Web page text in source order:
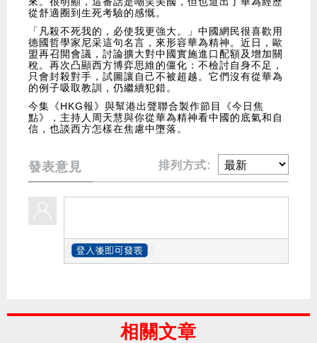
從舒適圈到生死考驗的感慨。
「凡殺不死我的，必使我更強大。」中國網民很喜歡用
德國哲學家尼采這句名言，來形容華為精神。近日，歐
盟再召開會議，討論擴大對中國實施進口配額及增加關
稅。再次凸顯西方博弈思維的僵化：不檢討自身不足，
只會封殺對手，試圖讓自己不被超越。它們沒有從華為
的例子吸取教訓，仍繼續犯錯。
今集《HKG報》與幫港出聲聯合製作節目《今日焦
點》，主持人周天慧與你從華為精神看中國的底氣和自
信，也談西方怎樣在焦慮中墮落。
發表意見 排列方式:
相關文章